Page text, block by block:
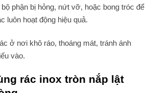
phận bị hỏng, nứt vỡ, hoặc bong tróc để
luôn hoạt động hiệu quả.
ở nơi khô ráo, thoáng mát, tránh ánh
vào.
rác inox tròn nắp lật